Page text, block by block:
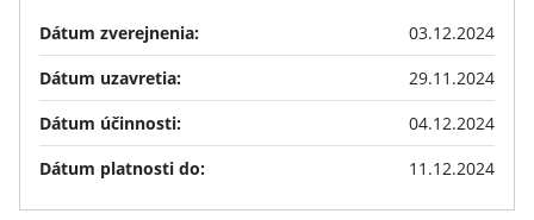
Dátum zverejnenia:
03.12.2024
Dátum uzavretia:
29.11.2024
Dátum účinnosti:
04.12.2024
Dátum platnosti do:
11.12.2024